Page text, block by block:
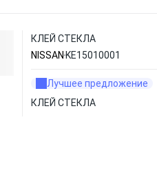
КЛЕЙ СТЕКЛА
NISSAN KE15010001
Лучшее предложение
КЛЕЙ СТЕКЛА